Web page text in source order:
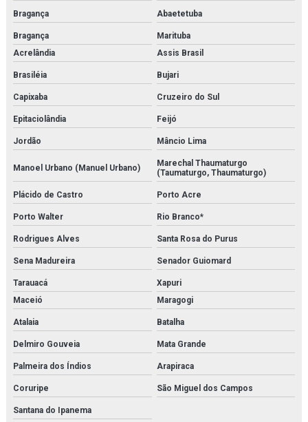
Serviço de instalação de caldeira
Serviço de instalação de chillers
Serviço de instalação de trocadores de calor
Serviço de isolamento térmico
Serviço de limpeza química de trocador de calor
Serviço de manutenção e aferição em válvulas de segurança
Serviço de manutenção de válvulas
Serviço de medição de espessura de tubulação
Serviço de montagem de tubulações
Serviço de montagens industriais
Sistema multi barreira para filtração de co2
Sondex
Tetpor air
Bragança Abaetetuba
Bragança
Marituba
Acrelândia
Assis Brasil
Brasiléia Bujari
Capixaba Cruzeiro do Sul
Epitaciolândia Feijó
Jordão Mâncio Lima
Manoel Urbano (Manuel Urbano)
Marechal Thaumaturgo
(Taumaturgo, Thaumaturgo)
Plácido de Castro Porto Acre
Porto Walter Rio Branco*
Rodrigues Alves Santa Rosa do Purus
Sena Madureira Senador Guiomard
Tarauacá
Xapuri
Maceió
Maragogi
Atalaia Batalha
Delmiro Gouveia Mata Grande
Palmeira dos Índios Arapiraca
Coruripe São Miguel dos Campos
Santana do Ipanema